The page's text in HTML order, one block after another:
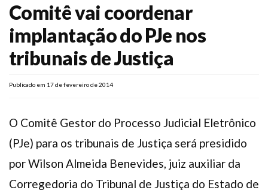
Comitê vai coordenar
implantação do PJe nos
tribunais de Justiça
Publicado em 17 de fevereiro de 2014
O Comitê Gestor do Processo Judicial Eletrônico
(PJe) para os tribunais de Justiça será presidido
por Wilson Almeida Benevides, juiz auxiliar da
Corregedoria do Tribunal de Justiça do Estado de
Diretoria
O Sindicato
Agenda
Casa do Alto
Sede Campestre
Gympass Wellhub
Plano de Saúde
Assistência Funeral
Pós-graduação